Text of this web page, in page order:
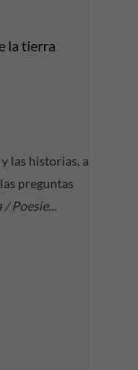
la tierra
las historias, a
preguntas
Poesie...